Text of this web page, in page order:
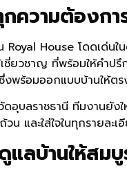
กความต้องกา
Royal House โดดเด่น
ชี่ยวชาญ ที่พร้อมให้คำป
พร้อมออกแบบบ้านให้ต
ดอุบลราชธานี ทีมงานยั
วน และใส่ใจในทุกราย
แลบ้านให้สม